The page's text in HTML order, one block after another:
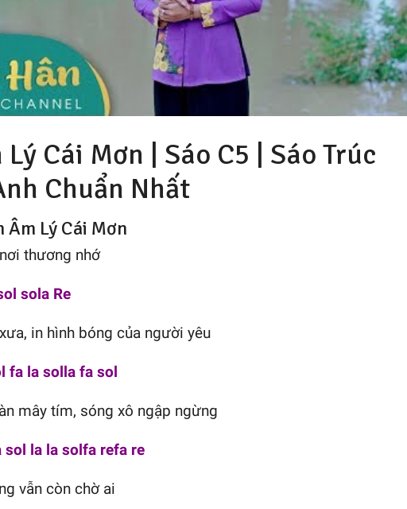
Cái Mơn | Sáo C5
Sáo Trúc
Chuẩn Nhất
Âm Lý Cái Mơn
thương nhớ
sola Re
in hình bóng của người уêu
fa la solla fa sol
mâу tím, sóng xô ngập ngừng
sol la la solfa refa re
vẫn còn chờ ai